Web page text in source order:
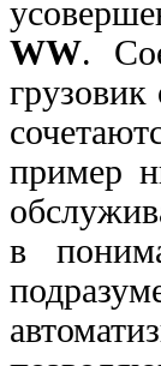
WW.
пример
в